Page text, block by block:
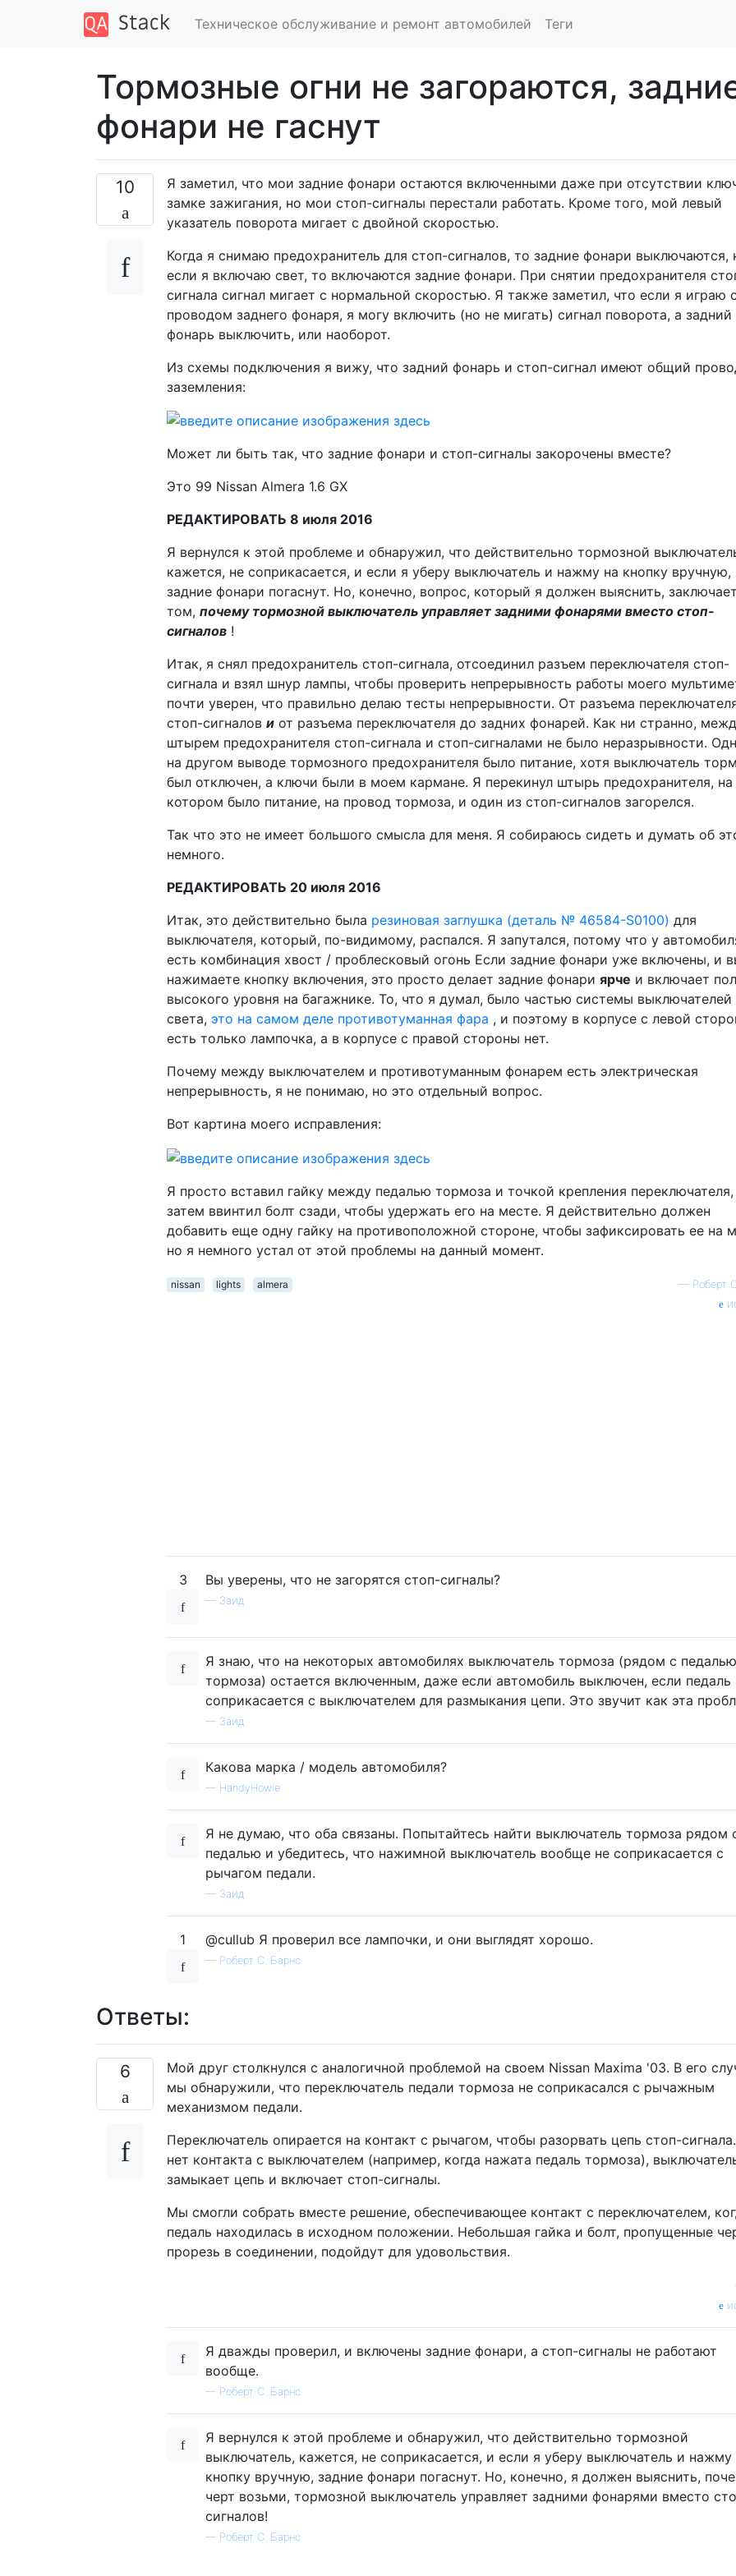
Техническое обслуживание и ремонт автомобилей Теги
Тормозные огни не загораются,
фонари не гаснут
10
Я заметил, что мои задние фонари остаются включенными даже при отсутствии
замке зажигания, но мои стоп-сигналы перестали работать. Кроме того, мой левый
указатель поворота мигает с двойной скоростью.
Когда я снимаю предохранитель для стоп-сигналов, то задние фонари выключаются,
если я включаю свет, то включаются задние фонари. При снятии предохранителя
сигнала сигнал мигает с нормальной скоростью. Я также заметил, что если я играю с
проводом заднего фонаря, я могу включить (но не мигать) сигнал поворота, а задний
фонарь выключить, или наоборот.
Из схемы подключения я вижу, что задний фонарь и стоп-сигнал имеют общий
заземления:
Может ли быть так, что задние фонари и стоп-сигналы закорочены вместе?
Это 99 Nissan Almera 1.6 GX
РЕДАКТИРОВАТЬ 8 июля 2016
Я вернулся к этой проблеме и обнаружил, что действительно тормозной
кажется, не соприкасается, и если я уберу выключатель и нажму на кнопку вручную,
задние фонари погаснут. Но, конечно, вопрос, который я должен выяснить,
том, почему тормозной выключатель управляет задними фонарями вместо стоп-
сигналов !
Итак, я снял предохранитель стоп-сигнала, отсоединил разъем переключателя стоп-
сигнала и взял шнур лампы, чтобы проверить непрерывность работы моего
почти уверен, что правильно делаю тесты непрерывности. От разъема
стоп-сигналов и от разъема переключателя до задних фонарей. Как ни странно,
штырем предохранителя стоп-сигнала и стоп-сигналами не было неразрывности.
на другом выводе тормозного предохранителя было питание, хотя выключатель
был отключен, а ключи были в моем кармане. Я перекинул штырь предохранителя, на
котором было питание, на провод тормоза, и один из стоп-сигналов загорелся.
Так что это не имеет большого смысла для меня. Я собираюсь сидеть и думать об
немного.
РЕДАКТИРОВАТЬ 20 июля 2016
Итак, это действительно была резиновая заглушка (деталь № 46584-S0100) для
выключателя, который, по-видимому, распался. Я запутался, потому что у
есть комбинация хвост / проблесковый огонь Если задние фонари уже включены, и
нажимаете кнопку включения, это просто делает задние фонари ярче и включает
высокого уровня на багажнике. То, что я думал, было частью системы выключателей
света, это на самом деле противотуманная фара , и поэтому в корпусе с левой
есть только лампочка, а в корпусе с правой стороны нет.
Почему между выключателем и противотуманным фонарем есть электрическая
непрерывность, я не понимаю, но это отдельный вопрос.
Вот картина моего исправления:
Я просто вставил гайку между педалью тормоза и точкой крепления переключателя,
затем ввинтил болт сзади, чтобы удержать его на месте. Я действительно должен
добавить еще одну гайку на противоположной стороне, чтобы зафиксировать ее на
но я немного устал от этой проблемы на данный момент.
nissan lights almera — Роберт
3 Вы уверены, что не загорятся стоп-сигналы?
— Заид
Я знаю, что на некоторых автомобилях выключатель тормоза (рядом с педалью
тормоза) остается включенным, даже если автомобиль выключен, если педаль
соприкасается с выключателем для размыкания цепи. Это звучит как эта
— Заид
Какова марка / модель автомобиля?
— HandyHowie
Я не думаю, что оба связаны. Попытайтесь найти выключатель тормоза рядом
педалью и убедитесь, что нажимной выключатель вообще не соприкасается с
рычагом педали.
— Заид
1 @cullub Я проверил все лампочки, и они выглядят хорошо.
— Роберт С. Барнс
Ответы:
6
Мой друг столкнулся с аналогичной проблемой на своем Nissan Maxima '03. В его
мы обнаружили, что переключатель педали тормоза не соприкасался с рычажным
механизмом педали.
Переключатель опирается на контакт с рычагом, чтобы разорвать цепь стоп-
нет контакта с выключателем (например, когда нажата педаль тормоза),
замыкает цепь и включает стоп-сигналы.
Мы смогли собрать вместе решение, обеспечивающее контакт с переключателем,
педаль находилась в исходном положении. Небольшая гайка и болт, пропущенные
прорезь в соединении, подойдут для удовольствия.
Я дважды проверил, и включены задние фонари, а стоп-сигналы не работают
вообще.
— Роберт С. Барнс
Я вернулся к этой проблеме и обнаружил, что действительно тормозной
выключатель, кажется, не соприкасается, и если я уберу выключатель и нажму
кнопку вручную, задние фонари погаснут. Но, конечно, я должен выяснить,
черт возьми, тормозной выключатель управляет задними фонарями вместо
сигналов!
— Роберт С. Барнс